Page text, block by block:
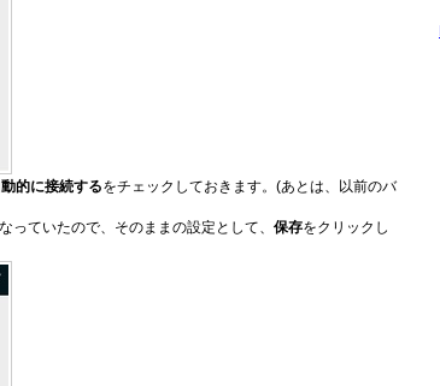
的に接続するをチェックしておきます。(あとは、以前のバ
っていたので、そのままの設定として、 保存をクリックし